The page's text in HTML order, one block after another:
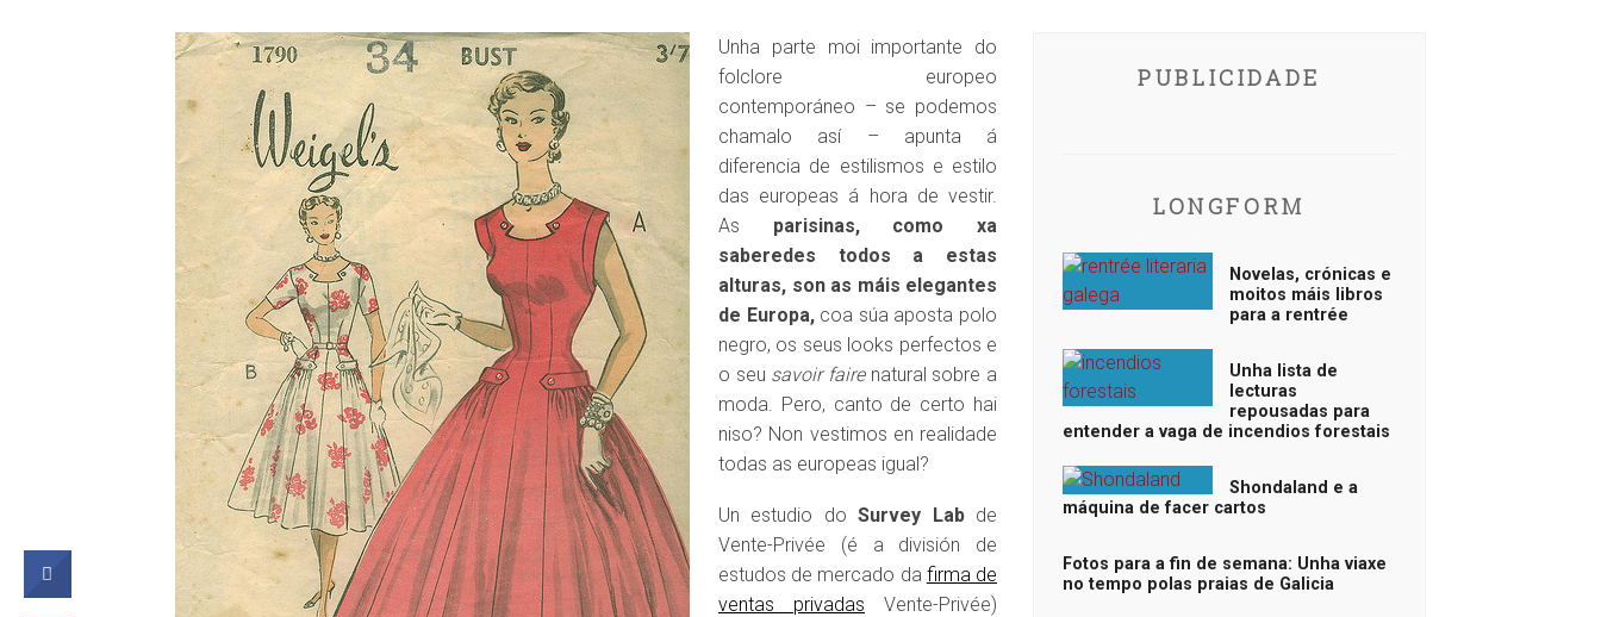
Unha parte moi importante do
folclore europeo
contemporáneo – se podemos
chamalo así – apunta á
diferencia de estilismos e estilo
das europeas á hora de vestir.
As parisinas, como xa
saberedes todos a estas
alturas, son as máis elegantes
de Europa,coa súa aposta polo
negro, os seus looks perfectos e
o seu savoir fairenatural sobre a
moda. Pero, canto de certo hai
niso? Non vestimos en realidade
todas as europeas igual?
Un estudio doSurvey Labde
Vente-Privée (é a división de
estudos de mercado da firma de
ventas privadas Vente-Privée)
PUBLICIDADE
LONGFORM
Novelas, crónicas e
moitos máis libros
para a rentrée
Unha lista de
lecturas
repousadas para
entender a vaga de incendios forestais
Shondaland e a
máquina de facer cartos
Fotos para a fin de semana: Unha viaxe
no tempo polas praias de Galicia